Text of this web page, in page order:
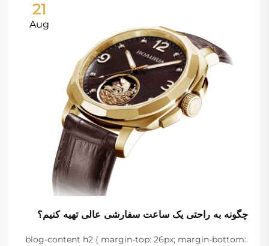
21
Aug
چگونه به راحتی یک ساعت سفارشی عالی تهیه کنیم؟
.blog-content h2 { margin-top: 26px; margin-bottom: